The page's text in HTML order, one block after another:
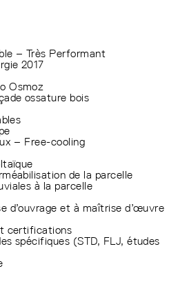
– Très Performant
2017
Osmoz
ossature bois
– Free-cooling
de la parcelle
à la parcelle
d’ouvrage et à maîtrise d’œuvre
certifications
spécifiques (STD, FLJ, études